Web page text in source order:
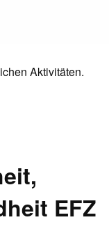
Aktivitäten.
EFZ